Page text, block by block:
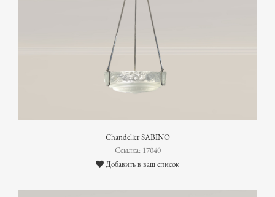
Chandelier SABINO
Ссылка: 17040
Добавить в ваш список